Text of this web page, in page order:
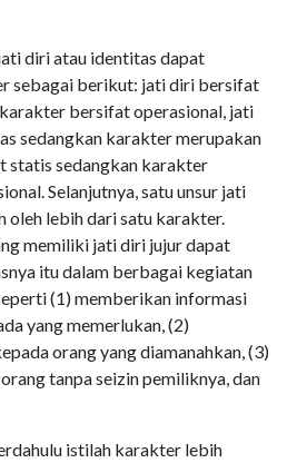
diri atau identitas dapat
sebagai berikut: jati diri bersifat
bersifat operasional, jati
sedangkan karakter merupakan
statis sedangkan karakter
Selanjutnya, satu unsur jati
oleh lebih dari satu karakter.
memiliki jati diri jujur dapat
itu dalam berbagai kegiatan
(1) memberikan informasi
yang memerlukan, (2)
orang yang diamanahkan, (3)
tanpa seizin pemiliknya, dan
istilah karakter lebih